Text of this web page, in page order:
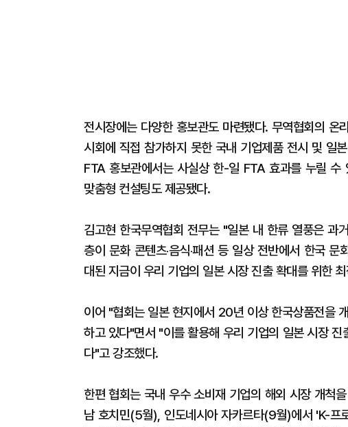
전시장에는 다양한 홍보관도 마련됐다. 무역협회의 온
시회에 직접 참가하지 못한 국내 기업제품 전시 및 일
FTA 홍보관에서는 사실상 한-일 FTA 효과를 누릴 수
맞춤형 컨설팅도 제공됐다.
김고현 한국무역협회 전무는 "일본 내 한류 열풍은 과
층이 문화 콘텐츠‧음식‧패션 등 일상 전반에서 한국
대된 지금이 우리 기업의 일본 시장 진출 확대를 위한
이어 "협회는 일본 현지에서 20년 이상 한국상품전을
하고 있다"면서 "이를 활용해 우리 기업의 일본 시장
다"고 강조했다.
한편 협회는 국내 우수 소비재 기업의 해외 시장 개
남 호치민(5월), 인도네시아 자카르타(9월)에서 'K-프